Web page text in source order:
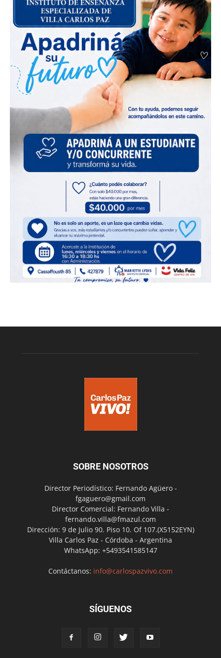
SOBRE NOSOTROS
Director Periodístico: Fernando Agüero -
fgaguero@gmail.com
Director Comercial: Fernando Villa -
fernando.villa@fmazul.com
Dirección: 9 de Julio 90. Piso 10. Of 107.(X5152EYN)
Villa Carlos Paz - Córdoba - Argentina
WhatsApp: +5493541585147
Contáctanos: info@carlospazvivo.com
SÍGUENOS